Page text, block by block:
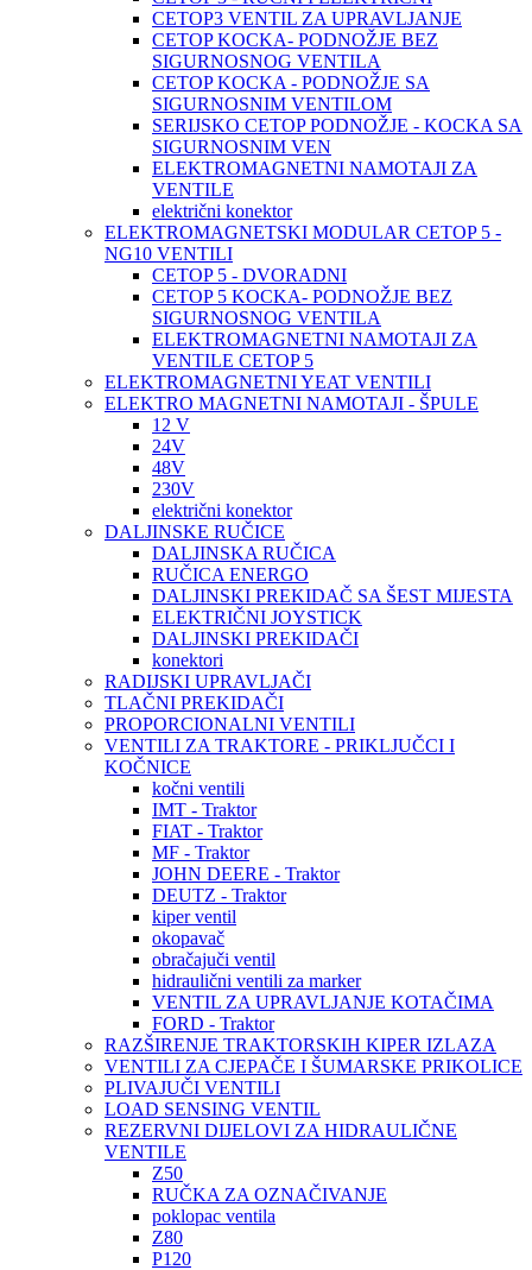
CETOP3 VENTIL ZA UPRAVLJANJE
CETOP KOCKA- PODNOŽJE BEZ
SIGURNOSNOG VENTILA
CETOP KOCKA - PODNOŽJE SA
SIGURNOSNIM VENTILOM
SERIJSKO CETOP PODNOŽJE - KOCKA SA
SIGURNOSNIM VEN
ELEKTROMAGNETNI NAMOTAJI ZA
VENTILE
električni konektor
ELEKTROMAGNETSKI MODULAR CETOP 5 -
NG10 VENTILI
CETOP 5 - DVORADNI
CETOP 5 KOCKA- PODNOŽJE BEZ
SIGURNOSNOG VENTILA
ELEKTROMAGNETNI NAMOTAJI ZA
VENTILE CETOP 5
ELEKTROMAGNETNI YEAT VENTILI
ELEKTRO MAGNETNI NAMOTAJI - ŠPULE
12 V
24V
48V
230V
električni konektor
DALJINSKE RUČICE
DALJINSKA RUČICA
RUČICA ENERGO
DALJINSKI PREKIDAČ SA ŠEST MIJESTA
ELEKTRIČNI JOYSTICK
DALJINSKI PREKIDAČI
konektori
RADIJSKI UPRAVLJAČI
TLAČNI PREKIDAČI
PROPORCIONALNI VENTILI
VENTILI ZA TRAKTORE - PRIKLJUČCI I
KOČNICE
kočni ventili
IMT - Traktor
FIAT - Traktor
MF - Traktor
JOHN DEERE - Traktor
DEUTZ - Traktor
kiper ventil
okopavač
obračajuči ventil
hidraulični ventili za marker
VENTIL ZA UPRAVLJANJE KOTAČIMA
FORD - Traktor
RAZŠIRENJE TRAKTORSKIH KIPER IZLAZA
VENTILI ZA CJEPAČE I ŠUMARSKE PRIKOLICE
PLIVAJUČI VENTILI
LOAD SENSING VENTIL
REZERVNI DIJELOVI ZA HIDRAULIČNE
VENTILE
Z50
RUČKA ZA OZNAČIVANJE
poklopac ventila
Z80
P120